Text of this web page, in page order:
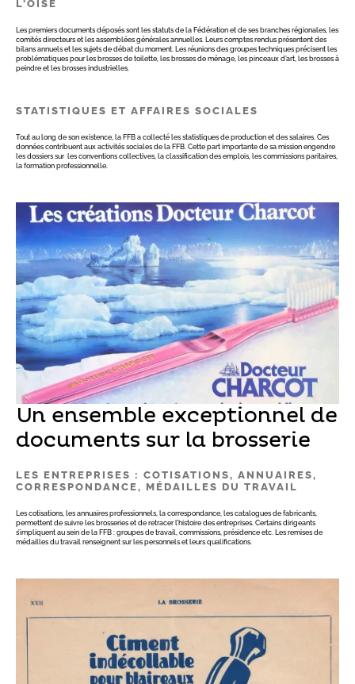
L'OISE
Les premiers documents déposés sont les statuts de la Fédération et de ses branches régionales, les
comités directeurs et les assemblées générales annuelles. Leurs comptes rendus présentent des
bilans annuels et les sujets de débat du moment. Les réunions des groupes techniques précisent les
problématiques pour les brosses de toilette, les brosses de ménage, les pinceaux d’art, les brosses à
peindre et les brosses industrielles.
STATISTIQUES ET AFFAIRES SOCIALES
Tout au long de son existence, la FFB a collecté les statistiques de production et des salaires. Ces
données contribuent aux activités sociales de la FFB. Cette part importante de sa mission engendre
les dossiers sur les conventions collectives, la classification des emplois, les commissions paritaires,
la formation professionnelle.
Un ensemble exceptionnel de
documents sur la brosserie
LES ENTREPRISES : COTISATIONS, ANNUAIRES,
CORRESPONDANCE, MÉDAILLES DU TRAVAIL
Les cotisations, les annuaires professionnels, la correspondance, les catalogues de fabricants,
permettent de suivre les brosseries et de retracer l’histoire des entreprises. Certains dirigeants
s’impliquent au sein de la FFB : groupes de travail, commissions, présidence etc. Les remises de
médailles du travail renseignent sur les personnels et leurs qualifications.